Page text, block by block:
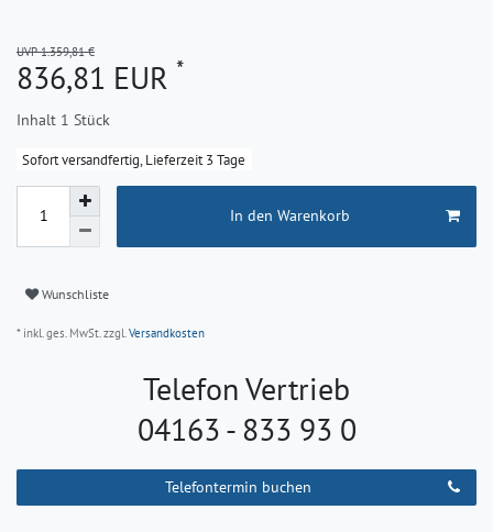
UVP 1.359,81 €
836,81 EUR *
Inhalt 1 Stück
Sofort versandfertig, Lieferzeit 3 Tage
In den Warenkorb
Wunschliste
* inkl. ges. MwSt. zzgl.Versandkosten
Telefon Vertrieb
04163 - 833 93 0
Telefontermin buchen